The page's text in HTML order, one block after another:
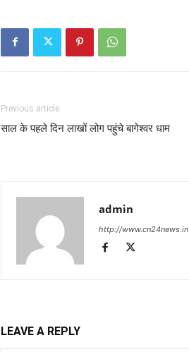
Previous article
साल के पहले दिन लाखों लोग पहुंचे बागेश्वर धाम
admin
http://www.cn24news.in
LEAVE A REPLY